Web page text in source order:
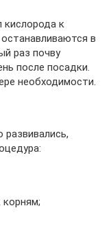
к
в
раз почву
после посадки.
необходимости.
корням;